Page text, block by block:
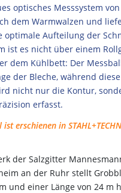
optisches Messsystem
dem Warmwalzen und
optimale Aufteilung der
ist es nicht über einem
dem Kühlbett: Der
der Bleche, während
nicht nur die Kontur,
erfasst.
erschienen in
der Salzgitter
an der Ruhr stellt
und einer Länge von 24 m